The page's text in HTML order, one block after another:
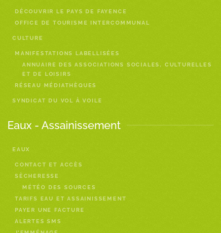
DÉCOUVRIR LE PAYS DE FAYENCE
OFFICE DE TOURISME INTERCOMMUNAL
CULTURE
MANIFESTATIONS LABELLISÉES
ANNUAIRE DES ASSOCIATIONS SOCIALES, CULTURELLES
ET DE LOISIRS
RÉSEAU MÉDIATHÈQUES
SYNDICAT DU VOL À VOILE
Eaux - Assainissement
EAUX
CONTACT ET ACCÈS
SÈCHERESSE
MÉTÉO DES SOURCES
TARIFS EAU ET ASSAINISSEMENT
PAYER UNE FACTURE
ALERTES SMS